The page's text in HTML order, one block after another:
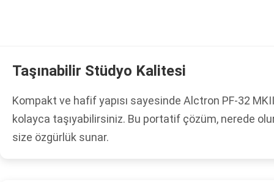
Taşınabilir Stüdyo Kalitesi
Kompakt ve hafif yapısı sayesinde Alctron PF-32
kolayca taşıyabilirsiniz. Bu portatif çözüm, nerede
size özgürlük sunar.